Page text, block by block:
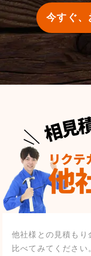
今すぐ、
他社様との見積もり
比べてみてください